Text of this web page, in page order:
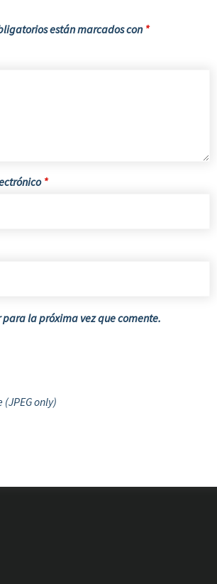
están marcados con *
*
la próxima vez que comente.
only)